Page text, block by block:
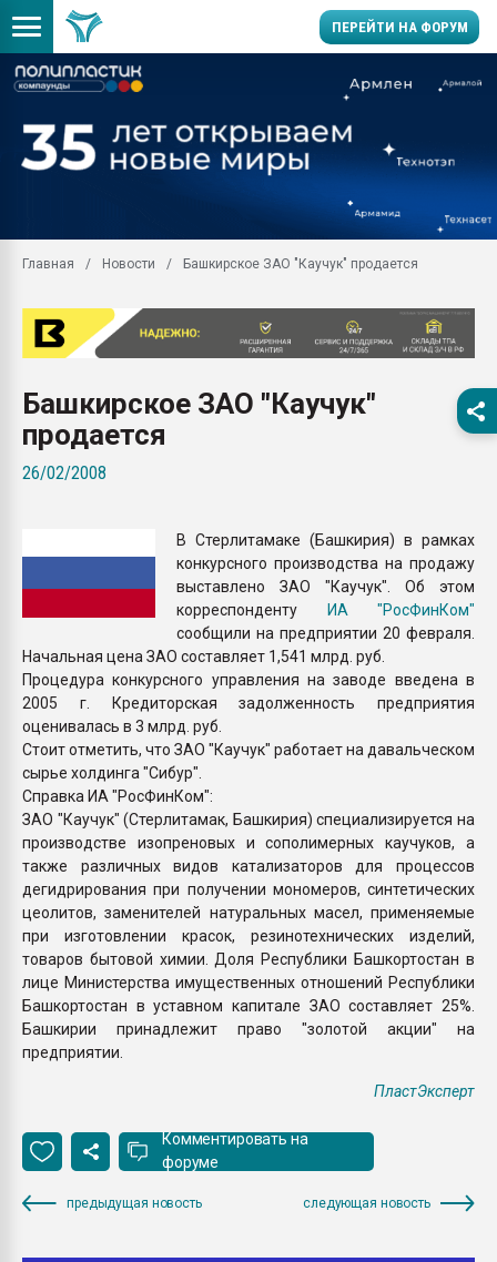
ПЕРЕЙТИ НА ФОРУМ
производство SPC
заводу пластмасс"
Помощь в подборе
Вакуум-формовочные
ближайшее
Подмосковье, Москва
первый план в
пластмасс
бутылок
ПЕРЕЙТИ НА
Главная Новости Башкирское ЗАО "Каучук" продается
Башкирское ЗАО "Каучук"
продается
26/02/2008
В Стерлитамаке (Башкирия) в рамках
конкурсного производства на продажу
выставлено ЗАО "Каучук". Об этом
корреспонденту ИА "РосФинКом"
сообщили на предприятии 20 февраля.
Начальная цена ЗАО составляет 1,541 млрд. руб.
Процедура конкурсного управления на заводе введена в
2005 г. Кредиторская задолженность предприятия
оценивалась в 3 млрд. руб.
Стоит отметить, что ЗАО "Каучук" работает на давальческом
сырье холдинга "Сибур".
Справка ИА "РосФинКом":
ЗАО "Каучук" (Стерлитамак, Башкирия) специализируется на
производстве изопреновых и сополимерных каучуков, а
также различных видов катализаторов для процессов
дегидрирования при получении мономеров, синтетических
цеолитов, заменителей натуральных масел, применяемые
при изготовлении красок, резинотехнических изделий,
товаров бытовой химии. Доля Республики Башкортостан в
лице Министерства имущественных отношений Республики
Башкортостан в уставном капитале ЗАО составляет 25%.
Башкирии принадлежит право "золотой акции" на
предприятии.
ПластЭксперт
Комментировать на
форуме
предыдущая новость следующая новость